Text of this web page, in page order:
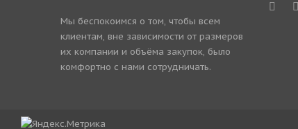
Мы беспокоимся о том, чтобы всем
клиентам, вне зависимости от размеров
их компании и объёма закупок, было
комфортно с нами сотрудничать.